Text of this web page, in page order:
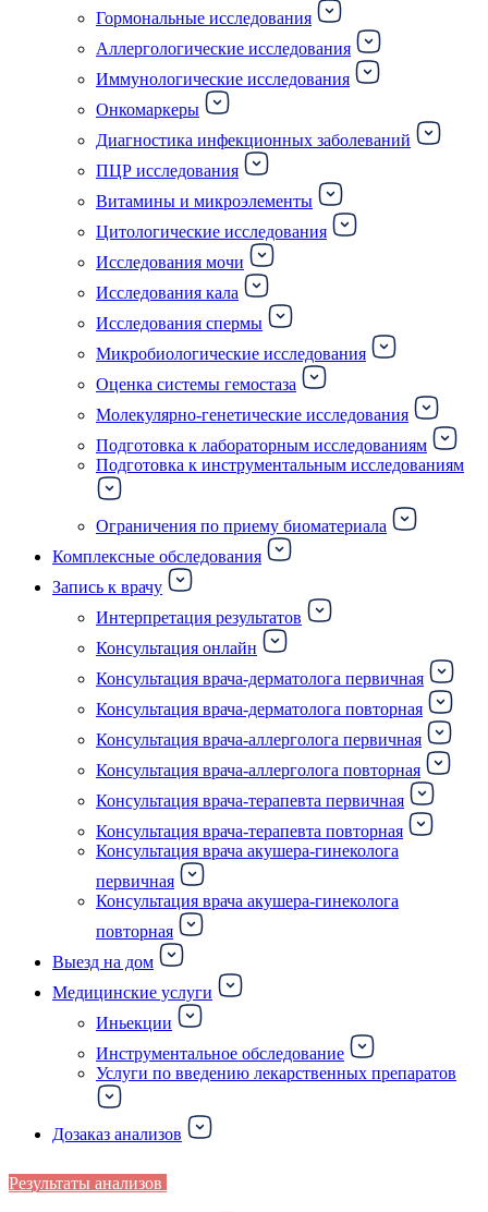
Гормональные исследования
Аллергологические исследования
Иммунологические исследования
Онкомаркеры
Диагностика инфекционных заболеваний
ПЦР исследования
Витамины и микроэлементы
Цитологические исследования
Исследования мочи
Исследования кала
Исследования спермы
Микробиологические исследования
Оценка системы гемостаза
Молекулярно-генетические исследования
Подготовка к лабораторным исследованиям
Подготовка к инструментальным исследованиям
Ограничения по приему биоматериала
Комплексные обследования
Запись к врачу
Интерпретация результатов
Консультация онлайн
Консультация врача-дерматолога первичная
Консультация врача-дерматолога повторная
Консультация врача-аллерголога первичная
Консультация врача-аллерголога повторная
Консультация врача-терапевта первичная
Консультация врача-терапевта повторная
Консультация врача акушера-гинеколога
первичная
Консультация врача акушера-гинеколога
повторная
Выезд на дом
Медицинские услуги
Иньекции
Инструментальное обследование
Услуги по введению лекарственных препаратов
Дозаказ анализов
Результаты анализов